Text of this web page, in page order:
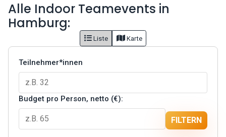
Alle Indoor Teamevents in
Hamburg:
Liste Karte
Teilnehmer*innen
Budget pro Person, netto (€):
FILTERN